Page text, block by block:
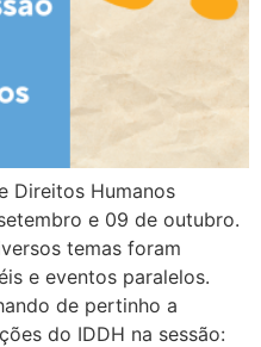
Direitos Humanos
e 09 de outubro.
temas foram
e eventos paralelos.
de pertinho a
do IDDH na sessão: